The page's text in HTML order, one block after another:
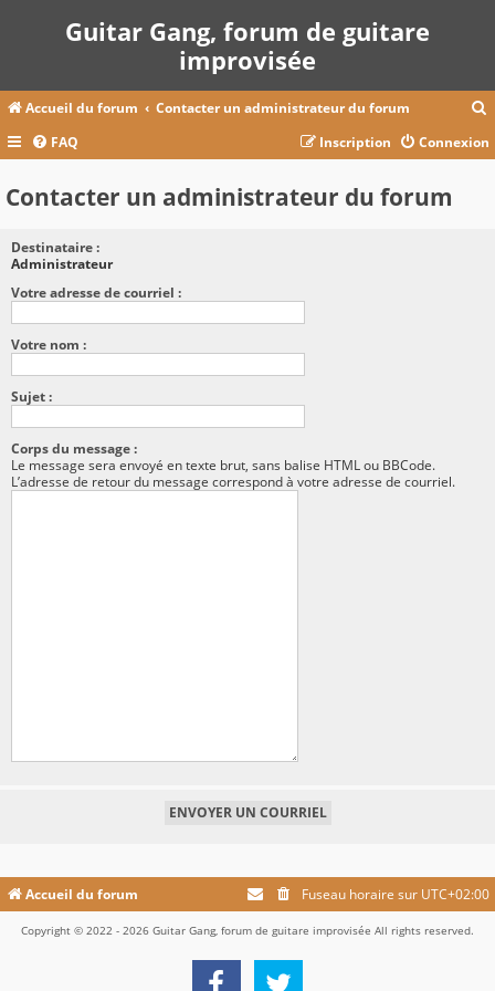
Guitar Gang, forum de guitare
improvisée
Accueil du forum Contacter un administrateur du forum
c
FAQ Connexion
Inscription
Contacter un administrateur du forum
Destinataire :
Administrateur
Votre adresse de courriel :
Votre nom :
Sujet :
Corps du message :
Le message sera envoyé en texte brut, sans balise HTML ou BBCode.
L’adresse de retour du message correspond à votre adresse de courriel.
Accueil du forum Fuseau horaire sur UTC+02:00
Copyright © 2022 - 2026 Guitar Gang, forum de guitare improvisée All rights reserved.